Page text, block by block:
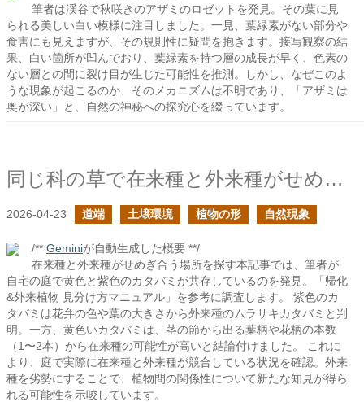
筆者は渓谷で秋咲きのアザミのロゼットを発見。その葉に見
られる美しい白い模様に注目しました。一見、葉緑素がない部分や
食害にも見えますが、その規則性に疑問を抱きます。接写観察の結
果、白い箇所が凹んでおり、葉緑素を持つ層の成長が早く、色素の
ない層との間に裂け目が生じた可能性を推測。しかし、なぜこのよ
うな現象が起こるのか、そのメカニズムは不明であり、「アザミは
奥が深い」と、自然の神秘への探究心を綴っています。
同じ科の草で在来種と外来種がせめぎ合っている場所を探して
2026-04-23 道端 土壌環境 植物の形 自然現象
/** Geminiが自動生成した概要 **/
在来種と外来種がせめぎ合う場所を探す本記事では、筆者が
自宅の庭で黄色と紫色のカタバミが共存しているのを発見。「帰化
&外来植物 見分け方マニュアル」を参考に調査します。 紫色のカ
タバミは花弁の色や葉の大きさから外来種のムラサキカタバミと判
明。一方、黄色いカタバミは、茎の節から出る葉柄や花柄の本数
（1〜2本）から在来種の可能性が高いと結論付けました。 これに
より、庭で実際に在来種と外来種が競合している状況を確認。外来
種を劣勢にすることで、植物間の関係性について新たな知見が得ら
れる可能性を示唆しています。